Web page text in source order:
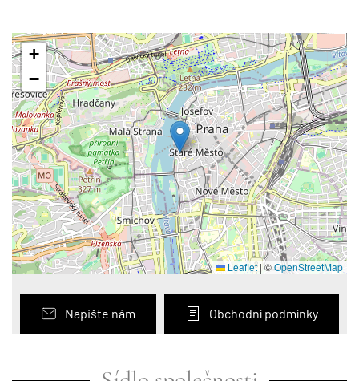
+
−
Leaflet |©OpenStreetMap
Napište nám Obchodní podmínky